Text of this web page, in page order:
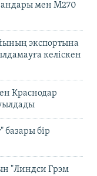
мен M270
экспортына
келіскен
Краснодар
базары бір
"Линдси Грэм